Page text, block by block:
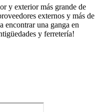
y exterior más grande de
externos y más de
encontrar una ganga en
y ferretería!